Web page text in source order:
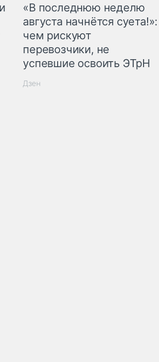
«В последнюю неделю
августа начнётся суета!»:
чем рискуют
перевозчики, не
успевшие освоить ЭТрН
Дзен